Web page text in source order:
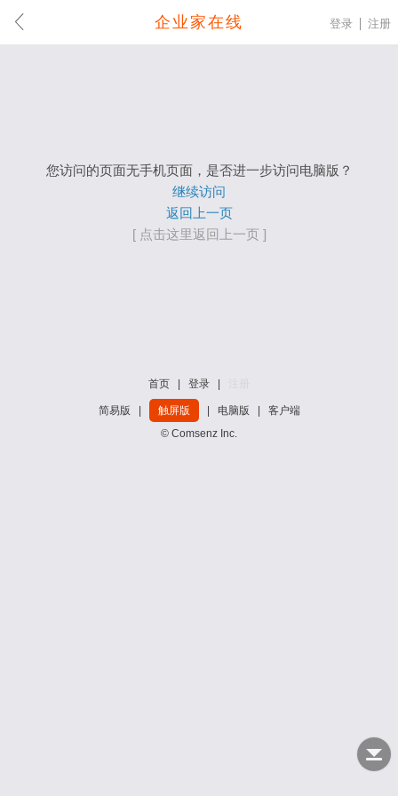
企业家在线 登录 注册
您访问的页面无手机页面，是否进一步访问电脑版？
继续访问
返回上一页
[ 点击这里返回上一页 ]
首页 登录
简易版 触屏版 电脑版
客户端
© Comsenz Inc.